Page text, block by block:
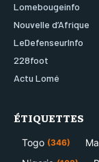
Lomebougeinfo
Nouvelle d’Afrique
LeDefenseurInfo
228foot
Actu Lomé
ÉTIQUETTES
Togo (346)